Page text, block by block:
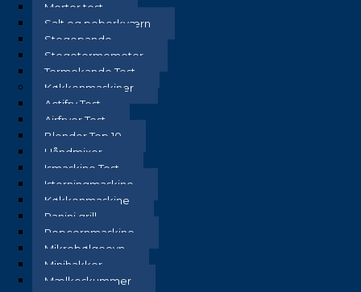
Morter test
Salt og peberkværn
Stegepande
Stegetermometer
Termokande Test
Køkkenmaskiner
Actifry Test
Airfryer Test
Blender Top 10
Håndmixer
Ismaskine Test
Isterningmaskine
Køkkenmaskine
Panini grill
Popcornmaskine
Mikrobølgeovn
Minihakker
Mælkeskummer